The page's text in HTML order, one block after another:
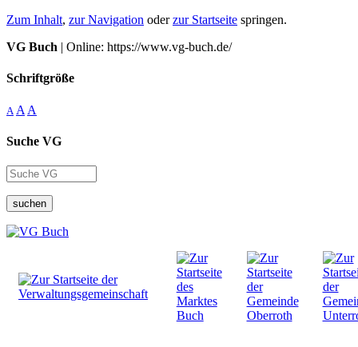
Zum Inhalt, zur Navigation oderzur Startseite springen.
VG Buch | Online: https://www.vg-buch.de/
Schriftgröße
A A A
Suche VG
suchen